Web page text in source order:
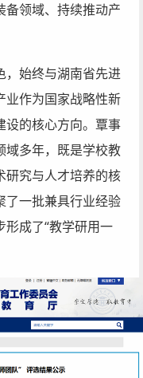
备领域、持续推动产
，始终与湖南省先进
业作为国家战略性新
设的核心方向。覃事
域多年，既是学校教
研究与人才培养的核
了一批兼具行业经验
形成了“教学研用一